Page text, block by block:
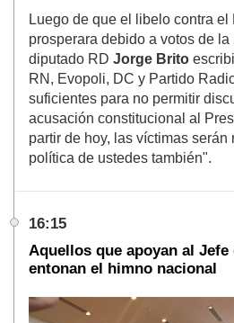
Luego de que el libelo contra el
prosperara debido a votos de la
diputado RD Jorge Brito
RN, Evopoli, DC y Partido
suficientes para no permitir
acusación constitucional al
partir de hoy, las víctimas serán
política de ustedes también".
16:15
Aquellos que apoyan al Jefe
entonan el himno nacional